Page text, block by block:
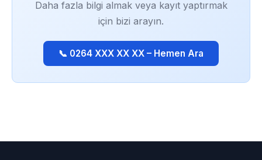
Daha fazla bilgi almak veya kayıt yaptırmak
için bizi arayın.
📞 0264 XXX XX XX – Hemen Ara